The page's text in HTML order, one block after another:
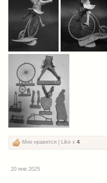
Мне нравится | Like x 4
20 янв 2025